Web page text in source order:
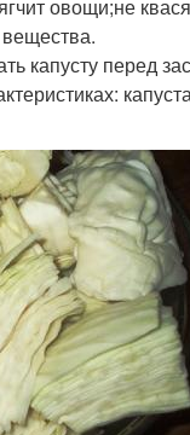
овощи;не
капусту перед